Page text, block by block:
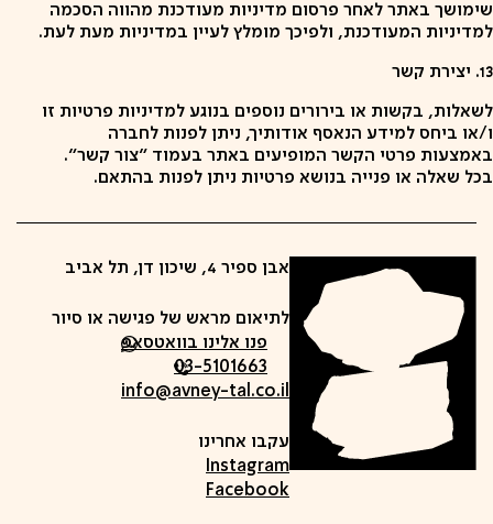
שימושך באתר לאחר פרסום מדיניות מעודכנת מהווה הסכמה
למדיניות המעודכנת, ולפיכך מומלץ לעיין במדיניות מעת לעת.
13. יצירת קשר
לשאלות, בקשות או בירורים נוספים בנוגע למדיניות פרטיות זו
ו/או ביחס למידע הנאסף אודותיך, ניתן לפנות לחברה
באמצעות פרטי הקשר המופיעים באתר בעמוד "צור קשר".
בכל שאלה או פנייה בנושא פרטיות ניתן לפנות בהתאם.
אבן ספיר 4, שיכון דן, תל אביב
לתיאום מראש של פגישה או סיור
פנו אלינו בוואטסאפ
03-5101663
info@avney-tal.co.il
עקבו אחרינו
Instagram
Facebook